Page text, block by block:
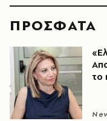
ΠΡΟΣΦΑΤΑ
το